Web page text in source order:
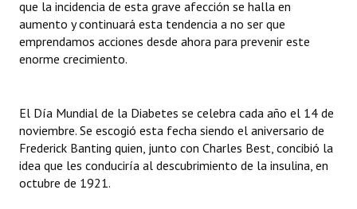
Antiguos Pobladores
Noticias Destacadas
Datos Históricos
Premio al Mérito - Registro
Audiencias Públicas - Registro
que la incidencia de esta grave afección se halla en
aumento y continuará esta tendencia a no ser que
emprendamos acciones desde ahora para prevenir este
enorme crecimiento.
El Día Mundial de la Diabetes se celebra cada año el 14 de
noviembre. Se escogió esta fecha siendo el aniversario de
Frederick Banting quien, junto con Charles Best, concibió la
idea que les conduciría al descubrimiento de la insulina, en
octubre de 1921.